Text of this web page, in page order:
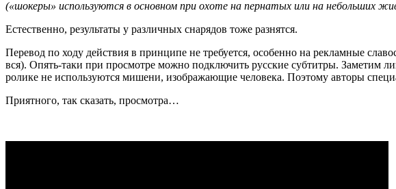
(«шокеры» используются в основном при охоте на пернатых или на небольших
Естественно, результаты у различных снарядов тоже разнятся.
Перевод по ходу действия в принципе не требуется, особенно на рекламные
вся). Опять-таки при просмотре можно подключить русские субтитры. Заметим
ролике не используются мишени, изображающие человека. Поэтому авторы
Приятного, так сказать, просмотра…